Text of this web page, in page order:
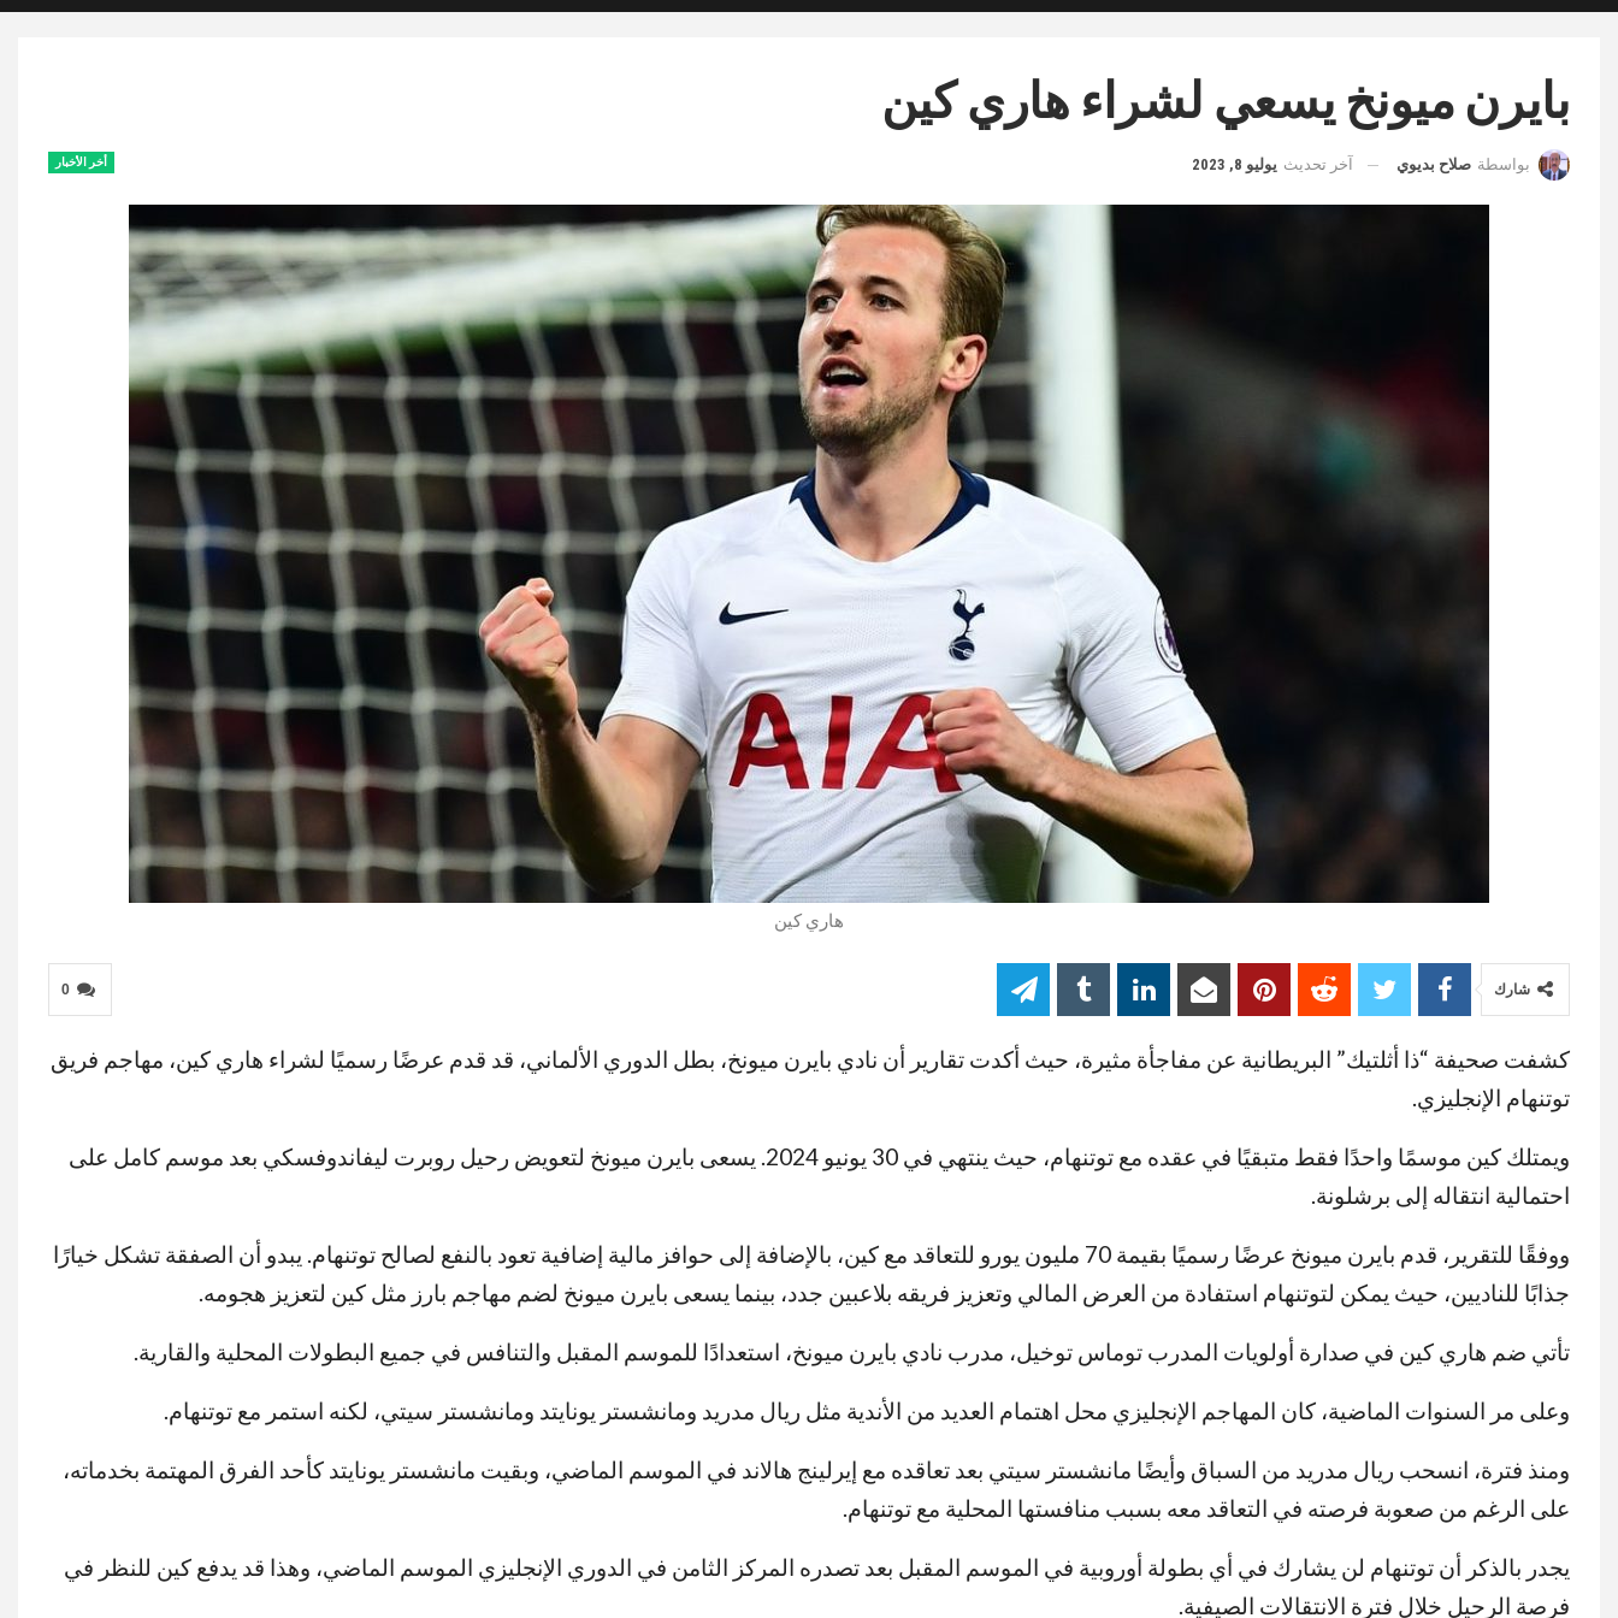
بايرن ميونخ يسعي لشراء هاري كين
أخر الأخبار بواسطة صلاح بديوي آخر تحديث يوليو 8, 2023
هاري كين
0 شارك
كشفت صحيفة “ذا أثلتيك” البريطانية عن مفاجأة مثيرة، حيث أكدت تقارير أن نادي بايرن ميونخ، بطل الدوري الألماني، قد قدم عرضًا رسميًا لشراء هاري كين، مهاجم فريق
توتنهام الإنجليزي.
ويمتلك كين موسمًا واحدًا فقط متبقيًا في عقده مع توتنهام، حيث ينتهي في 30 يونيو 2024. يسعى بايرن ميونخ لتعويض رحيل روبرت ليفاندوفسكي بعد موسم كامل على
احتمالية انتقاله إلى برشلونة.
ووفقًا للتقرير، قدم بايرن ميونخ عرضًا رسميًا بقيمة 70 مليون يورو للتعاقد مع كين، بالإضافة إلى حوافز مالية إضافية تعود بالنفع لصالح توتنهام. يبدو أن الصفقة تشكل خيارًا
جذابًا للناديين، حيث يمكن لتوتنهام استفادة من العرض المالي وتعزيز فريقه بلاعبين جدد، بينما يسعى بايرن ميونخ لضم مهاجم بارز مثل كين لتعزيز هجومه.
تأتي ضم هاري كين في صدارة أولويات المدرب توماس توخيل، مدرب نادي بايرن ميونخ، استعدادًا للموسم المقبل والتنافس في جميع البطولات المحلية والقارية.
وعلى مر السنوات الماضية، كان المهاجم الإنجليزي محل اهتمام العديد من الأندية مثل ريال مدريد ومانشستر يونايتد ومانشستر سيتي، لكنه استمر مع توتنهام.
ومنذ فترة، انسحب ريال مدريد من السباق وأيضًا مانشستر سيتي بعد تعاقده مع إيرلينج هالاند في الموسم الماضي، وبقيت مانشستر يونايتد كأحد الفرق المهتمة بخدماته،
على الرغم من صعوبة فرصته في التعاقد معه بسبب منافستها المحلية مع توتنهام.
يجدر بالذكر أن توتنهام لن يشارك في أي بطولة أوروبية في الموسم المقبل بعد تصدره المركز الثامن في الدوري الإنجليزي الموسم الماضي، وهذا قد يدفع كين للنظر في
فرصة الرحيل خلال فترة الانتقالات الصيفية.